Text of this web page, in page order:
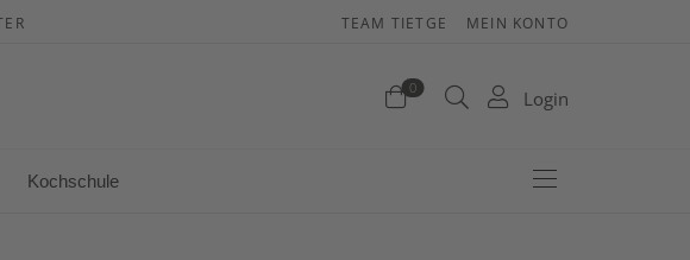
TEAM TIETGE MEIN KONTO
0 Login
Kochschule